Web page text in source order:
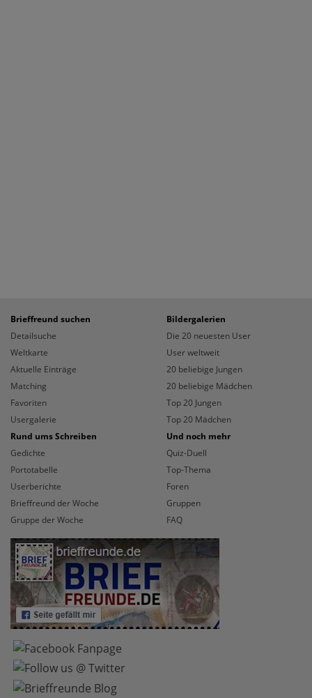
Brieffreund suchen
Detailsuche
Weltkarte
Aktuelle Einträge
Matching
Favoriten
Usergalerie
Bildergalerien
Die 20 neuesten User
User weltweit
20 beliebige Jungen
20 beliebige Mädchen
Top 20 Jungen
Top 20 Mädchen
Rund ums Schreiben
Gedichte
Portotabelle
Userberichte
Brieffreund der Woche
Gruppe der Woche
Und noch mehr
Quiz-Duell
Top-Thema
Foren
Gruppen
FAQ